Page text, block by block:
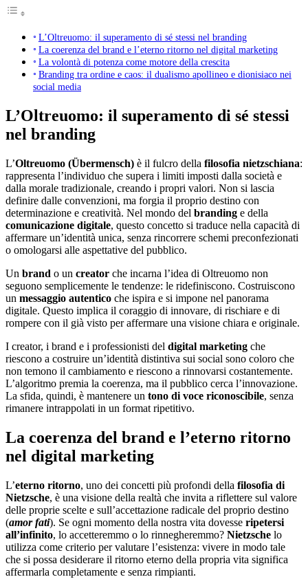
L’Oltreuomo: il superamento di sé stessi nel branding
La coerenza del brand e l’eterno ritorno nel digital marketing
La volontà di potenza come motore della crescita
Branding tra ordine e caos: il dualismo apollineo e dionisiaco nei
social media
L’Oltreuomo: il superamento di sé stessi
nel branding
L’Oltreuomo (Übermensch) è il fulcro della filosofia nietzschiana:
rappresenta l’individuo che supera i limiti imposti dalla società e
dalla morale tradizionale, creando i propri valori. Non si lascia
definire dalle convenzioni, ma forgia il proprio destino con
determinazione e creatività. Nel mondo del branding e della
comunicazione digitale, questo concetto si traduce nella capacità di
affermare un’identità unica, senza rincorrere schemi preconfezionati
o omologarsi alle aspettative del pubblico.
Un brand o un creator che incarna l’idea di Oltreuomo non
seguono semplicemente le tendenze: le ridefiniscono. Costruiscono
un messaggio autentico che ispira e si impone nel panorama
digitale. Questo implica il coraggio di innovare, di rischiare e di
rompere con il già visto per affermare una visione chiara e originale.
I creator, i brand e i professionisti del digital marketing che
riescono a costruire un’identità distintiva sui social sono coloro che
non temono il cambiamento e riescono a rinnovarsi costantemente.
L’algoritmo premia la coerenza, ma il pubblico cerca l’innovazione.
La sfida, quindi, è mantenere un tono di voce riconoscibile, senza
rimanere intrappolati in un format ripetitivo.
La coerenza del brand e l’eterno ritorno
nel digital marketing
L’eterno ritorno, uno dei concetti più profondi della filosofia di
Nietzsche, è una visione della realtà che invita a riflettere sul valore
delle proprie scelte e sull’accettazione radicale del proprio destino
(amor fati). Se ogni momento della nostra vita dovesse ripetersi
all’infinito, lo accetteremmo o lo rinnegheremmo? Nietzsche lo
utilizza come criterio per valutare l’esistenza: vivere in modo tale
che si possa desiderare il ritorno eterno della propria vita significa
affermarla completamente e senza rimpianti.